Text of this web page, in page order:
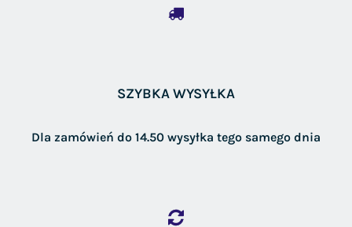
SZYBKA WYSYŁKA
Dla zamówień do 14.50 wysyłka tego samego dnia